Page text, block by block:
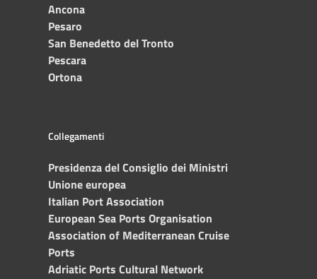
Ancona
Pesaro
San Benedetto del Tronto
Pescara
Ortona
Collegamenti
Presidenza del Consiglio dei Ministri
Unione europea
Italian Port Association
European Sea Ports Organisation
Association of Mediterranean Cruise
Ports
Adriatic Ports Cultural Network